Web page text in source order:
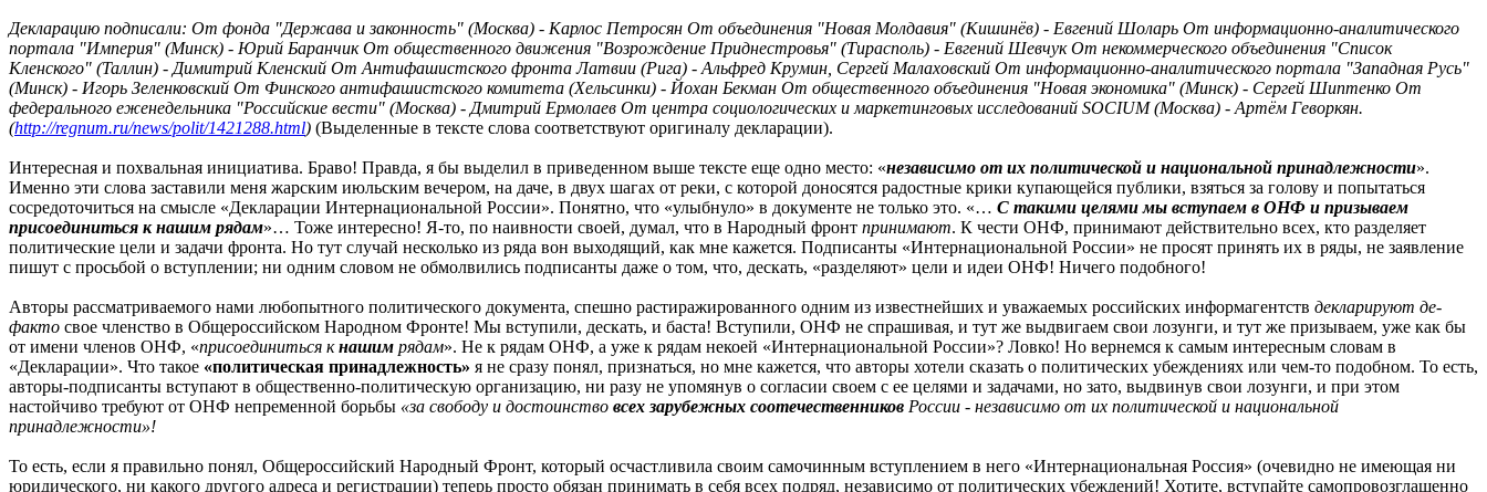
Декларацию подписали: От фонда "Держава и законность" (Москва) - Карлос Петросян От объединения "Новая Молдавия" (Кишинёв) - Евгений Шоларь От информационно-аналитического
портала "Империя" (Минск) - Юрий Баранчик От общественного движения "Возрождение Приднестровья" (Тирасполь) - Евгений Шевчук От некоммерческого объединения "Список
Кленского" (Таллин) - Димитрий Кленский От Антифашистского фронта Латвии (Рига) - Альфред Крумин, Сергей Малаховский От информационно-аналитического портала "Западная Русь"
(Минск) - Игорь Зеленковский От Финского антифашистского комитета (Хельсинки) - Йохан Бекман От общественного объединения "Новая экономика" (Минск) - Сергей Шиптенко От
федерального еженедельника "Российские вести" (Москва) - Дмитрий Ермолаев От центра социологических и маркетинговых исследований SOCIUM (Москва) - Артём Геворкян.
(http://regnum.ru/news/polit/1421288.html) (Выделенные в тексте слова соответствуют оригиналу декларации).
Интересная и похвальная инициатива. Браво! Правда, я бы выделил в приведенном выше тексте еще одно место: «независимо от их политической и национальной принадлежности».
Именно эти слова заставили меня жарским июльским вечером, на даче, в двух шагах от реки, с которой доносятся радостные крики купающейся публики, взяться за голову и попытаться
сосредоточиться на смысле «Декларации Интернациональной России». Понятно, что «улыбнуло» в документе не только это. «… С такими целями мы вступаем в ОНФ и призываем
присоединиться к нашим рядам»… Тоже интересно! Я-то, по наивности своей, думал, что в Народный фронт принимают. К чести ОНФ, принимают действительно всех, кто разделяет
политические цели и задачи фронта. Но тут случай несколько из ряда вон выходящий, как мне кажется. Подписанты «Интернациональной России» не просят принять их в ряды, не заявление
пишут с просьбой о вступлении; ни одним словом не обмолвились подписанты даже о том, что, дескать, «разделяют» цели и идеи ОНФ! Ничего подобного!
Авторы рассматриваемого нами любопытного политического документа, спешно растиражированного одним из известнейших и уважаемых российских информагентств декларируют де-
факто свое членство в Общероссийском Народном Фронте! Мы вступили, дескать, и баста! Вступили, ОНФ не спрашивая, и тут же выдвигаем свои лозунги, и тут же призываем, уже как бы
от имени членов ОНФ, «присоединиться кнашим рядам». Не к рядам ОНФ, а уже к рядам некоей «Интернациональной России»? Ловко! Но вернемся к самым интересным словам в
«Декларации». Что такое «политическая принадлежность» я не сразу понял, признаться, но мне кажется, что авторы хотели сказать о политических убеждениях или чем-то подобном. То есть,
авторы-подписанты вступают в общественно-политическую организацию, ни разу не упомянув о согласии своем с ее целями и задачами, но зато, выдвинув свои лозунги, и при этом
настойчиво требуют от ОНФ непременной борьбы «за свободу и достоинство всех зарубежных соотечественников России - независимо от их политической и национальной
принадлежности»!
То есть, если я правильно понял, Общероссийский Народный Фронт, который осчастливила своим самочинным вступлением в него «Интернациональная Россия» (очевидно не имеющая ни
юридического, ни какого другого адреса и регистрации) теперь просто обязан принимать в себя всех подряд, независимо от политических убеждений! Хотите, вступайте самопровозглашенно